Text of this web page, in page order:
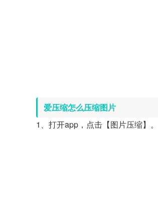
爱压缩怎么压缩图片
1、打开app，点击【图片压缩】。